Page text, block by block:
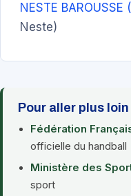
NESTE BAROUSSE
Neste)
Pour aller plus
Fédération
officielle du handball
Ministère des
sport